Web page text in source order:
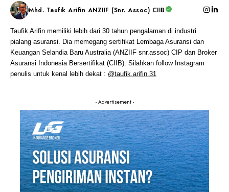
Mhd. Taufik Arifin ANZIIF (Snr. Assoc) CIIB
Taufik Arifin memiliki lebih dari 30 tahun pengalaman di industri
pialang asuransi. Dia memegang sertifikat Lembaga Asuransi dan
Keuangan Selandia Baru Australia (ANZIIF snr.assoc) CIP dan Broker
Asuransi Indonesia Bersertifikat (CIIB). Silahkan follow Instagram
penulis untuk kenal lebih dekat : @taufik.arifin.31
- Advertisement -